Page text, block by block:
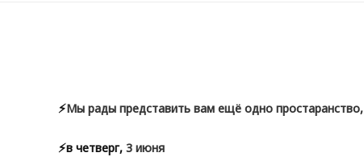
⚡️Мы рады представить вам ещё одно
⚡️в четверг, 3 июня